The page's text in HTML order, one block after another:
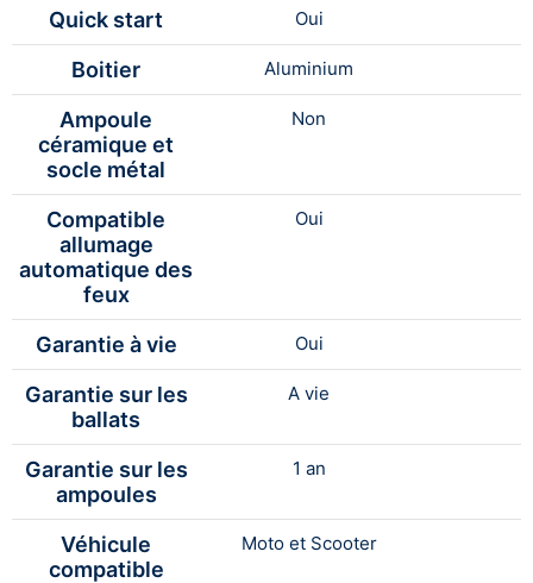
Quick start Oui
Boitier Aluminium
Ampoule
céramique et
socle métal
Non
Compatible
allumage
automatique des
feux
Oui
Garantie à vie Oui
Garantie sur les
ballats
A vie
Garantie sur les
ampoules
1 an
Véhicule
compatible
Moto et Scooter